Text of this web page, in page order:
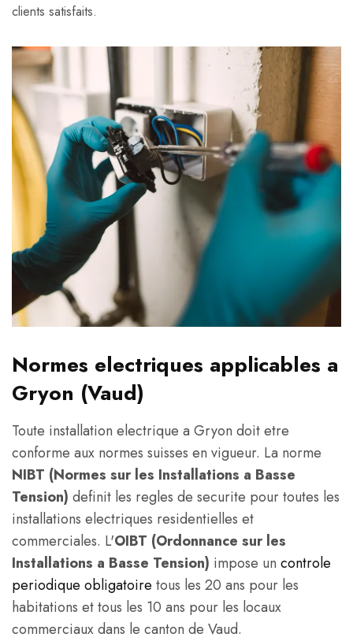
clients satisfaits.
Normes electriques applicables a
Gryon (Vaud)
Toute installation electrique a Gryon doit etre
conforme aux normes suisses en vigueur. La norme
NIBT (Normes sur les Installations a Basse
Tension) definit les regles de securite pour toutes les
installations electriques residentielles et
commerciales. L'OIBT (Ordonnance sur les
Installations a Basse Tension) impose un controle
periodique obligatoire tous les 20 ans pour les
habitations et tous les 10 ans pour les locaux
commerciaux dans le canton de Vaud.